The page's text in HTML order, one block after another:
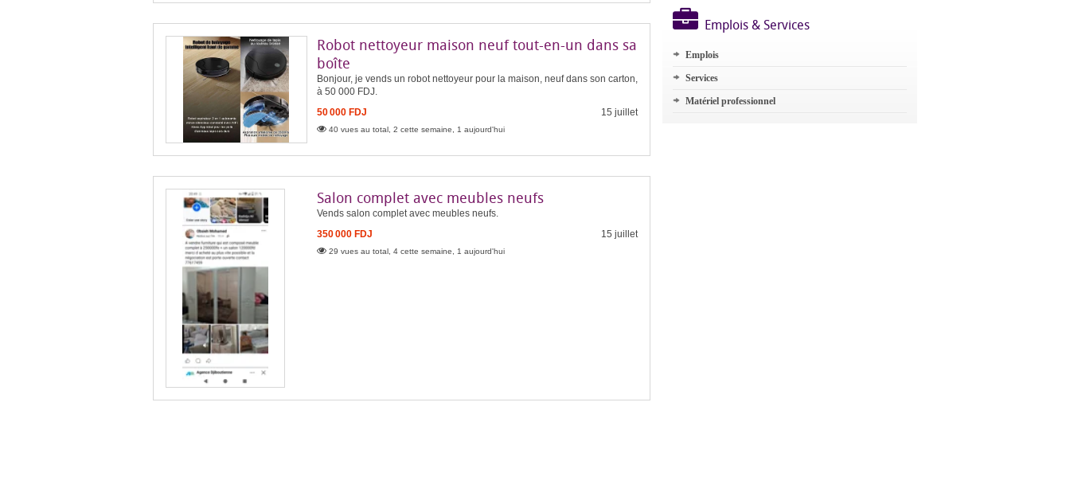
Robot nettoyeur maison neuf tout-en-un dans sa
boîte
Bonjour, je vends un robot nettoyeur pour la maison, neuf dans son carton,
à 50 000 FDJ.
50 000 FDJ
15 juillet
40 vues au total, 2 cette semaine, 1 aujourd'hui
Salon complet avec meubles neufs
Vends salon complet avec meubles neufs.
350 000 FDJ
15 juillet
29 vues au total, 4 cette semaine, 1 aujourd'hui
Emplois & Services
Emplois
Services
Matériel professionnel